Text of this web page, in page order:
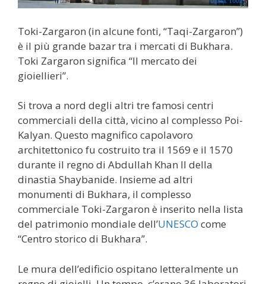
Toki-Zargaron (in alcune fonti, “Taqi-Zargaron”)
è il più grande bazar tra i mercati di Bukhara.
Toki Zargaron significa “Il mercato dei
gioiellieri”.
Si trova a nord degli altri tre famosi centri
commerciali della città, vicino al complesso Poi-
Kalyan. Questo magnifico capolavoro
architettonico fu costruito tra il 1569 e il 1570
durante il regno di Abdullah Khan II della
dinastia Shaybanide. Insieme ad altri
monumenti di Bukhara, il complesso
commerciale Toki-Zargaron è inserito nella lista
del patrimonio mondiale dell’UNESCO come
“Centro storico di Bukhara”.
Le mura dell’edificio ospitano letteralmente un